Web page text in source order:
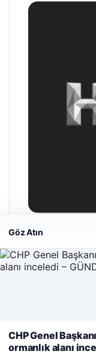
Hastaş Beton
05/26/2026
© 2026 Haber Nefis –
Web sitemizi nasıl
kullanıyoruz.Çerez
Göz Atın
CHP Genel
ormanlık alanı